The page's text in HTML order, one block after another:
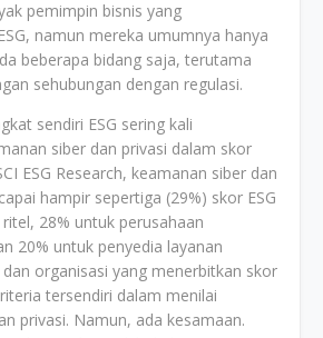
pemimpin bisnis yang
namun mereka umumnya hanya
beberapa bidang saja, terutama
sehubungan dengan regulasi.
sendiri ESG sering kali
siber dan privasi dalam skor
ESG Research, keamanan siber dan
hampir sepertiga (29%) skor ESG
28% untuk perusahaan
20% untuk penyedia layanan
organisasi yang menerbitkan skor
tersendiri dalam menilai
privasi. Namun, ada kesamaan.